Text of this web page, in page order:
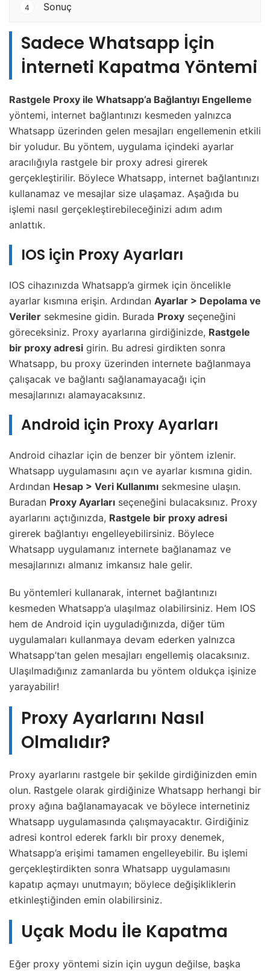
4 Sonuç
Sadece Whatsapp İçin
İnterneti Kapatma Yöntemi
Rastgele Proxy ile Whatsapp’a Bağlantıyı Engelleme
yöntemi, internet bağlantınızı kesmeden yalnızca
Whatsapp üzerinden gelen mesajları engellemenin etkili
bir yoludur. Bu yöntem, uygulama içindeki ayarlar
aracılığıyla rastgele bir proxy adresi girerek
gerçekleştirilir. Böylece Whatsapp, internet bağlantınızı
kullanamaz ve mesajlar size ulaşamaz. Aşağıda bu
işlemi nasıl gerçekleştirebileceğinizi adım adım
anlattık.
IOS için Proxy Ayarları
IOS cihazınızda Whatsapp’a girmek için öncelikle
ayarlar kısmına erişin. Ardından Ayarlar > Depolama ve
Veriler sekmesine gidin. Burada Proxy seçeneğini
göreceksiniz. Proxy ayarlarına girdiğinizde, Rastgele
bir proxy adresi girin. Bu adresi girdikten sonra
Whatsapp, bu proxy üzerinden internete bağlanmaya
çalışacak ve bağlantı sağlanamayacağı için
mesajlarınızı alamayacaksınız.
Android için Proxy Ayarları
Android cihazlar için de benzer bir yöntem izlenir.
Whatsapp uygulamasını açın ve ayarlar kısmına gidin.
Ardından Hesap > Veri Kullanımı sekmesine ulaşın.
Buradan Proxy Ayarları seçeneğini bulacaksınız. Proxy
ayarlarını açtığınızda, Rastgele bir proxy adresi
girerek bağlantıyı engelleyebilirsiniz. Böylece
Whatsapp uygulamanız internete bağlanamaz ve
mesajlarınızı almanız imkansız hale gelir.
Bu yöntemleri kullanarak, internet bağlantınızı
kesmeden Whatsapp’a ulaşılmaz olabilirsiniz. Hem IOS
hem de Android için uyguladığınızda, diğer tüm
uygulamaları kullanmaya devam ederken yalnızca
Whatsapp’tan gelen mesajları engellemiş olacaksınız.
Ulaşılmadığınız zamanlarda bu yöntem oldukça işinize
yarayabilir!
Proxy Ayarlarını Nasıl
Olmalıdır?
Proxy ayarlarını rastgele bir şekilde girdiğinizden emin
olun. Rastgele olarak girdiğinize Whatsapp herhangi bir
proxy ağına bağlanamayacak ve böylece internetiniz
Whatsapp uygulamasında çalışmayacaktır. Girdiğiniz
adresi kontrol ederek farklı bir proxy denemek,
Whatsapp’a erişimi tamamen engelleyebilir. Bu işlemi
gerçekleştirdikten sonra Whatsapp uygulamasını
kapatıp açmayı unutmayın; böylece değişikliklerin
etkinleştiğinden emin olabilirsiniz.
Uçak Modu İle Kapatma
Eğer proxy yöntemi sizin için uygun değilse, başka